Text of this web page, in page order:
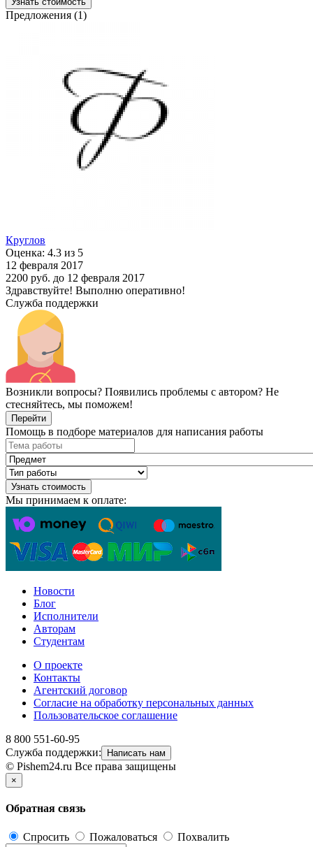
Предложения (1)
Круглов
Оценка: 4.3 из 5
12 февраля 2017
2200 руб. до 12 февраля 2017
Здравствуйте! Выполню оперативно!
Служба поддержки
Возникли вопросы? Появились проблемы с автором? Не
стесняйтесь, мы поможем!
Перейти
Помощь в подборе материалов для написания работы
Узнать стоимость
Мы принимаем к оплате:
Новости
Блог
Исполнители
Авторам
Студентам
О проекте
Контакты
Агентский договор
Согласие на обработку персональных данных
Пользовательское соглашение
8 800 551-60-95
Служба поддержки:
Написать нам
© Pishem24.ru Все права защищены
×
Обратная связь
Спросить Пожаловаться Похвалить